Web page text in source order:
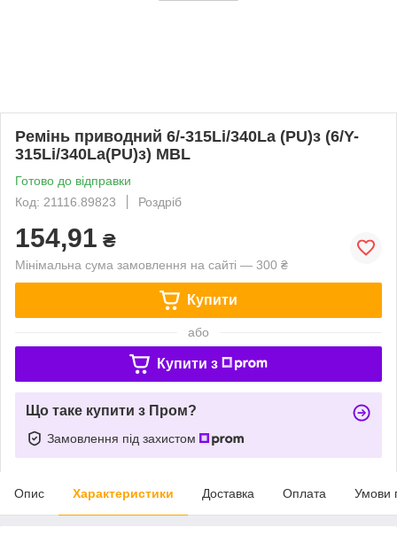
Ремінь приводний 6/-315Li/340La (PU)з (6/Y-
315Li/340La(PU)з) MBL
Готово до відправки
Код: 21116.89823
Роздріб
154,91 ₴
Мінімальна сума замовлення на сайті — 300 ₴
Купити
або
Купити з
Що таке купити з Пром?
Замовлення під захистом
Опис Характеристики Доставка Оплата Умови